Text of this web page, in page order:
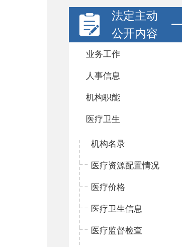
法定主动
公开内容
业务工作
人事信息
机构职能
医疗卫生
机构名录
医疗资源配置情况
医疗价格
医疗卫生信息
医疗监督检查